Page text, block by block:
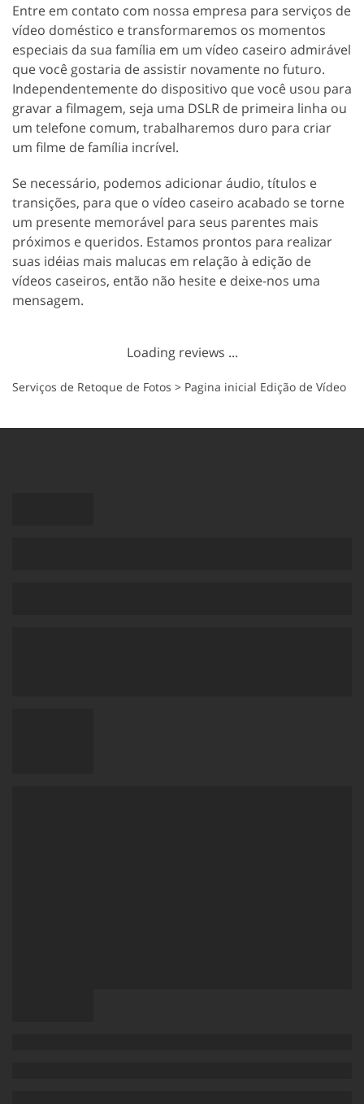
Entre em contato com nossa empresa para serviços de
vídeo doméstico e transformaremos os momentos
especiais da sua família em um vídeo caseiro admirável
que você gostaria de assistir novamente no futuro.
Independentemente do dispositivo que você usou para
gravar a filmagem, seja uma DSLR de primeira linha ou
um telefone comum, trabalharemos duro para criar
um filme de família incrível.
Se necessário, podemos adicionar áudio, títulos e
transições, para que o vídeo caseiro acabado se torne
um presente memorável para seus parentes mais
próximos e queridos. Estamos prontos para realizar
suas idéias mais malucas em relação à edição de
vídeos caseiros, então não hesite e deixe-nos uma
mensagem.
Loading reviews ...
Serviços de Retoque de Fotos > Pagina inicial Edição de Vídeo